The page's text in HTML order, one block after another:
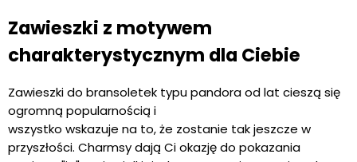
Zawieszki z motywem
charakterystycznym dla Ciebie
Zawieszki do bransoletek typu pandora od lat cieszą się
ogromną popularnością i
wszystko wskazuje na to, że zostanie tak jeszcze w
przyszłości. Charmsy dają Ci okazję do pokazania